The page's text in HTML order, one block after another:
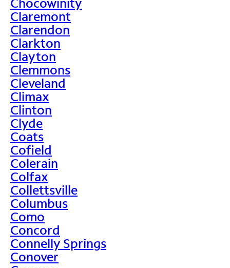
Claremont
Clarendon
Clarkton
Clayton
Clemmons
Cleveland
Climax
Clinton
Clyde
Coats
Cofield
Colerain
Colfax
Collettsville
Columbus
Como
Concord
Connelly Springs
Conover